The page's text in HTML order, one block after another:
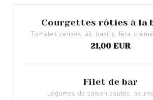
Courgettes rôties à la
Tomates cerises, ail, basilic, fêta,
21,00 EUR
Filet de bar
Légumes de saison sautés,